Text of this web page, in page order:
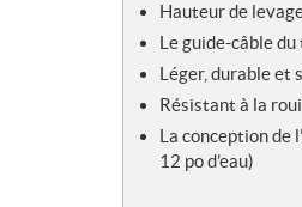
Hauteur de
Le guide-câble
Léger, durable et
Résistant à la
La conception de
12 po d’eau)